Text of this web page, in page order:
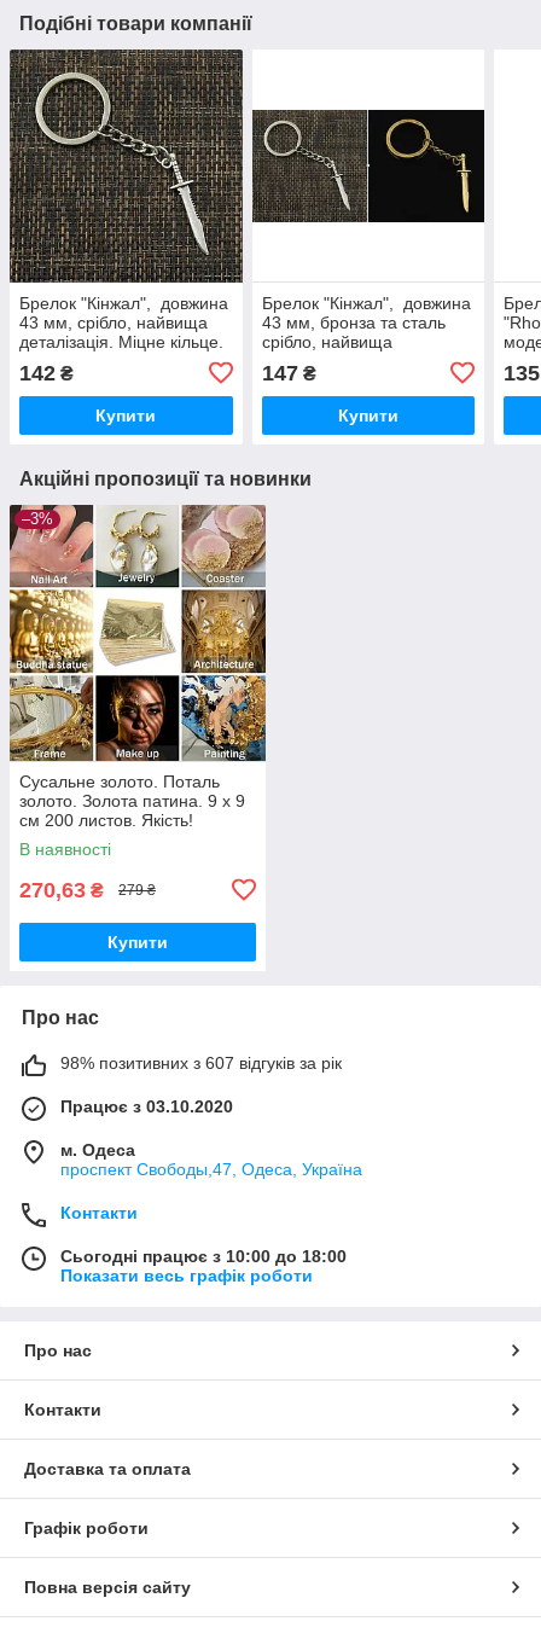
Подібні товари компанії
Брелок "Кінжал", довжина
43 мм, срібло, найвища
деталізація. Міцне кільце.
142 ₴
Купити
Брелок "Кінжал", довжина
43 мм, бронза та сталь
срібло, найвища
деталізація. Міцне кільце.
147₴
Купити
135
Акційні пропозиції та новинки
–3%
Сусальне золото. Поталь
золото. Золота патина. 9 х 9
см 200 листов. Якість!
В наявності
270,63 ₴ 279 ₴
Купити
Про нас
98% позитивних з 607 відгуків за рік
Працює з 03.10.2020
м. Одеса
проспект Свободы,47, Одеса, Україна
Контакти
Сьогодні працює з 10:00 до 18:00
Показати весь графік роботи
Про нас
Контакти
Доставка та оплата
Графік роботи
Повна версія сайту